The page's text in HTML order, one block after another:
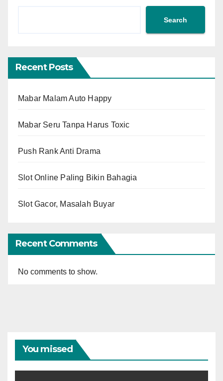
Search
Recent Posts
Mabar Malam Auto Happy
Mabar Seru Tanpa Harus Toxic
Push Rank Anti Drama
Slot Online Paling Bikin Bahagia
Slot Gacor, Masalah Buyar
Recent Comments
No comments to show.
You missed